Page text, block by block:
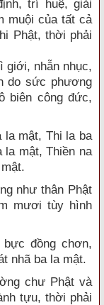
trí huệ, giải
muội của tất cả
Phật, thời phải
giới, nhẫn nhục,
do sức phương
biên công đức,
la mật, Thi la ba
la mật, Thiền na
như thân Phật
mươi tùy hình
đồng chơn,
nhã ba la mật.
chư Phật và
tựu, thời phải